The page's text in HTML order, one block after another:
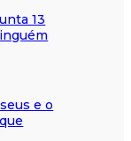
13
e o